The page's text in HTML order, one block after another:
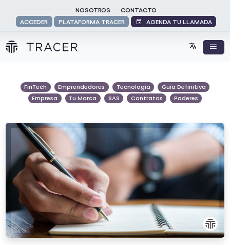
NOSOTROS
CONTACTO
ACCEDER
PLATAFORMA TRACER AGENDA TU LLAMADA
FinTech Emprendedores Tecnología
Guía Definitiva
Empresa
Tu Marca SAS Contratos Poderes